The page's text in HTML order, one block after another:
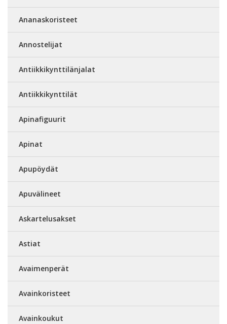
Ananaskoristeet
Annostelijat
Antiikkikynttilänjalat
Antiikkikynttilät
Apinafiguurit
Apinat
Apupöydät
Apuvälineet
Askartelusakset
Astiat
Avaimenperät
Avainkoristeet
Avainkoukut